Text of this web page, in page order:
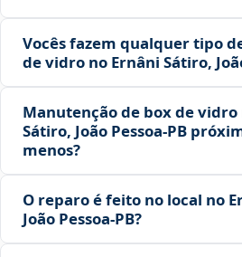
Vocês fazem qualquer tipo
de vidro no Ernâni Sátiro,
Manutenção de box de vidro
Sátiro, João Pessoa‑PB
menos?
O reparo é feito no local no
João Pessoa‑PB?